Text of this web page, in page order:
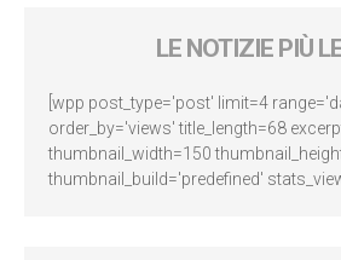
LE NOTIZIE PIÙ
[wpp post_type='post' limit=4
order_by='views' title_length=68
thumbnail_width=150
thumbnail_build='predefined'